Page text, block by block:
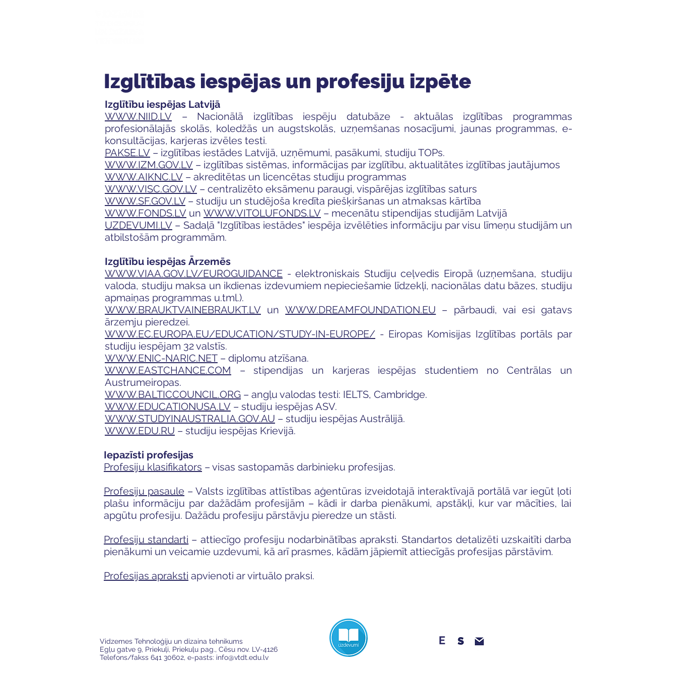
Izglītības iespējas un profesiju izpēte
Izglītību iespējas Latvijā
WWW.NIID.LV – Nacionālā izglītības iespēju datubāze - aktuālas izglītības programmas
profesionālajās skolās, koledžās un augstskolās, uzņemšanas nosacījumi, jaunas programmas, e-
konsultācijas, karjeras izvēles testi.
PAKSE.LV – izglītības iestādes Latvijā, uzņēmumi, pasākumi, studiju TOPs.
WWW.IZM.GOV.LV – izglītības sistēmas, informācijas par izglītību, aktualitātes izglītības jautājumos
WWW.AIKNC.LV – akreditētas un licencētas studiju programmas
WWW.VISC.GOV.LV – centralizēto eksāmenu paraugi, vispārējas izglītības saturs
WWW.SF.GOV.LV – studiju un studējoša kredīta piešķiršanas un atmaksas kārtība
WWW.FONDS.LV un WWW.VITOLUFONDS.LV – mecenātu stipendijas studijām Latvijā
UZDEVUMI.LV – Sadaļā "Izglītības iestādes" iespēja izvēlēties informāciju par visu līmeņu studijām un
atbilstošām programmām.
Izglītību iespējas Ārzemēs
WWW.VIAA.GOV.LV/EUROGUIDANCE - elektroniskais Studiju ceļvedis Eiropā (uzņemšana, studiju
valoda, studiju maksa un ikdienas izdevumiem nepieciešamie līdzekļi, nacionālas datu bāzes, studiju
apmaiņas programmas u.tml.).
WWW.BRAUKTVAINEBRAUKT.LV unWWW.DREAMFOUNDATION.EU – pārbaudi, vai esi gatavs
ārzemju pieredzei.
WWW.EC.EUROPA.EU/EDUCATION/STUDY-IN-EUROPE/ - Eiropas Komisijas Izglītības portāls par
studiju iespējam 32 valstīs.
WWW.ENIC-NARIC.NET – diplomu atzīšana.
WWW.EASTCHANCE.COM – stipendijas un karjeras iespējas studentiem no Centrālas un
Austrumeiropas.
WWW.BALTICCOUNCIL.ORG – angļu valodas testi: IELTS, Cambridge.
WWW.EDUCATIONUSA.LV – studiju iespējas ASV.
WWW.STUDYINAUSTRALIA.GOV.AU – studiju iespējas Austrālijā.
WWW.EDU.RU – studiju iespējas Krievijā.
Iepazīsti profesijas
Profesiju klasifikators – visas sastopamās darbinieku profesijas.
Profesiju pasaule – Valsts izglītības attīstības aģentūras izveidotajā interaktīvajā portālā var iegūt ļoti
plašu informāciju par dažādām profesijām – kādi ir darba pienākumi, apstākļi, kur var mācīties, lai
apgūtu profesiju. Dažādu profesiju pārstāvju pieredze un stāsti.
Profesiju standarti – attiecīgo profesiju nodarbinātības apraksti. Standartos detalizēti uzskaitīti darba
pienākumi un veicamie uzdevumi, kā arī prasmes, kādām jāpiemīt attiecīgās profesijas pārstāvim.
Profesijas apraksti apvienoti ar virtuālo praksi.
Vidzemes Tehnoloģiju un dizaina tehnikums
Egļu gatve 9, Priekuļi, Priekuļu pag., Cēsu nov. LV-4126
Telefons/fakss 641 30602, e-pasts: info@vtdt.edu.lv